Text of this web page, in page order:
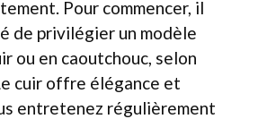
Pour commencer, il
de privilégier un modèle
ou en caoutchouc, selon
cuir offre élégance et
entretenez régulièrement